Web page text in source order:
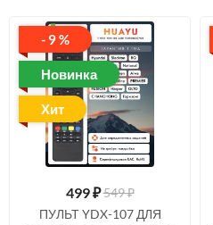
- 9 %
Новинка
Хит
499₽549 ₽
ПУЛЬТ YDX-107 ДЛЯ